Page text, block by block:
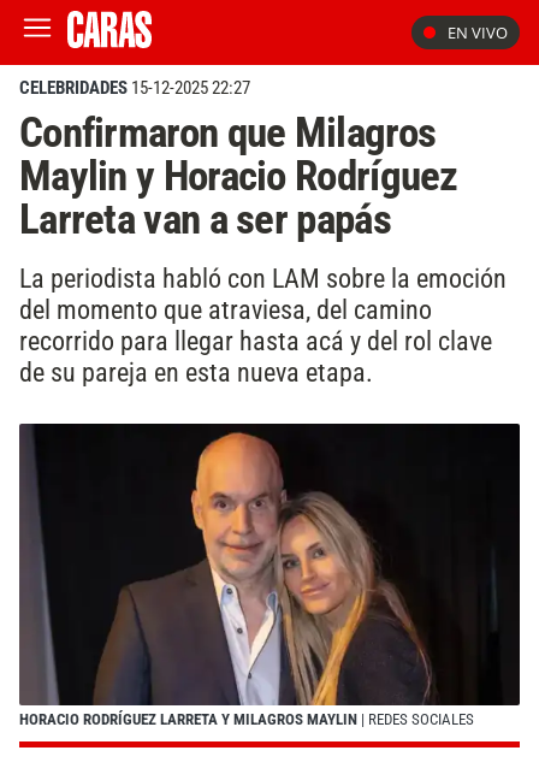
EN VIVO
CELEBRIDADES 15-12-2025 22:27
Confirmaron que Milagros
Maylin y Horacio Rodríguez
Larreta van a ser papás
La periodista habló con LAM sobre la emoción
del momento que atraviesa, del camino
recorrido para llegar hasta acá y del rol clave
de su pareja en esta nueva etapa.
HORACIO RODRÍGUEZ LARRETA Y MILAGROS MAYLIN | REDES SOCIALES